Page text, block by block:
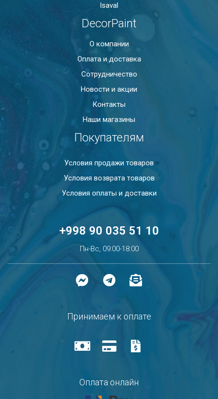
Isaval
DecorPaint
О компании
Оплата и доставка
Сотрудничество
Новости и акции
Контакты
Наши магазины
Покупателям
Условия продажи товаров
Условия возврата товаров
Условия оплаты и доставки
+998 90 035 51 10
Пн-Вс, 09:00-18:00
Принимаем к оплате
Оплата онлайн